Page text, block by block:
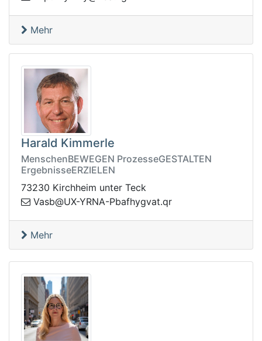
Mehr
Harald Kimmerle
MenschenBEWEGEN ProzesseGESTALTEN
ErgebnisseERZIELEN
73230 Kirchheim unter Teck
r
q.tavgyhfabP-ANRY-XU@bsaV
Mehr